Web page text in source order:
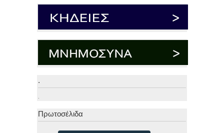
.
.
Πρωτοσέλιδα